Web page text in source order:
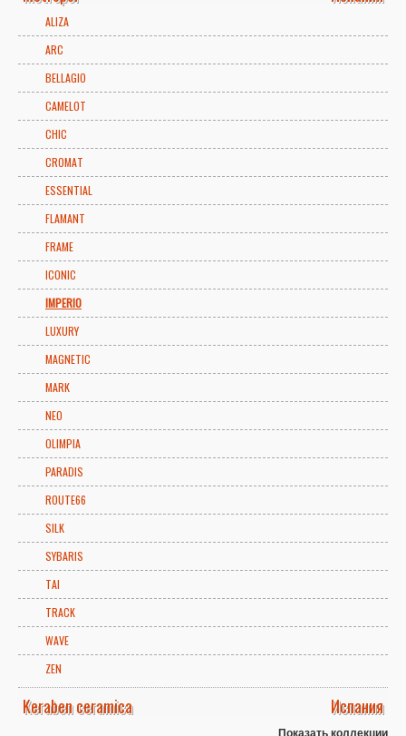
ALIZA
ARC
BELLAGIO
CAMELOT
CHIC
CROMAT
ESSENTIAL
FLAMANT
FRAME
ICONIC
IMPERIO
LUXURY
MAGNETIC
MARK
NEO
OLIMPIA
PARADIS
ROUTE66
SILK
SYBARIS
TAI
TRACK
WAVE
ZEN
Keraben ceramica Испания
Показать коллекции